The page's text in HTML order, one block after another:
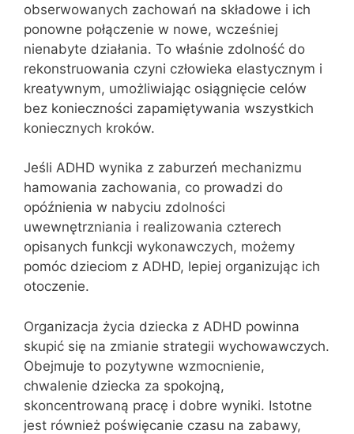
obserwowanych zachowań na składowe i ich
ponowne połączenie w nowe, wcześniej
nienabyte działania. To właśnie zdolność do
rekonstruowania czyni człowieka elastycznym i
kreatywnym, umożliwiając osiągnięcie celów
bez konieczności zapamiętywania wszystkich
koniecznych kroków.
Jeśli ADHD wynika z zaburzeń mechanizmu
hamowania zachowania, co prowadzi do
opóźnienia w nabyciu zdolności
uwewnętrzniania i realizowania czterech
opisanych funkcji wykonawczych, możemy
pomóc dzieciom z ADHD, lepiej organizując ich
otoczenie.
Organizacja życia dziecka z ADHD powinna
skupić się na zmianie strategii wychowawczych.
Obejmuje to pozytywne wzmocnienie,
chwalenie dziecka za spokojną,
skoncentrowaną pracę i dobre wyniki. Istotne
jest również poświęcanie czasu na zabawy,